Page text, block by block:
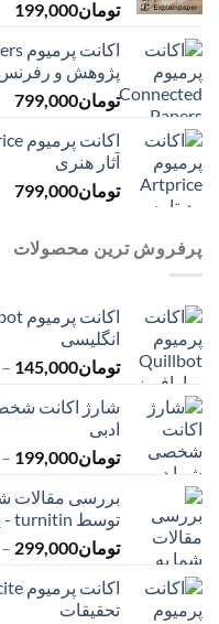
تومان199,000
پژوهش و رفرنس
تومان799,000
آثار هنری
تومان799,000
پرفروش ترین محصولات
انگلیسی
تومان145,000
–
ادبی
تومان199,000
–
توسط turnitin - بررسی میزان هوش مصنوعی مقاله
تومان299,000
–
تحقیقات